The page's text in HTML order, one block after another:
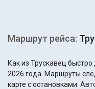
Маршрут рейса:
Как из Трускавец
2026 года. Маршруты
карте с остановками.